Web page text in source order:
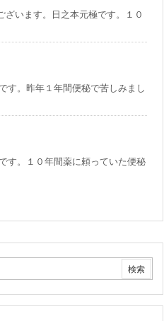
います。日之本元極です。１０
す。昨年１年間便秘で苦しみまし
す。１０年間薬に頼っていた便秘